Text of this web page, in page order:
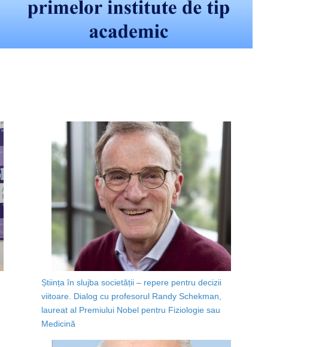
Știința în slujba societății – repere pentru decizii
viitoare. Dialog cu profesorul Randy Schekman,
laureat al Premiului Nobel pentru Fiziologie sau
Medicină